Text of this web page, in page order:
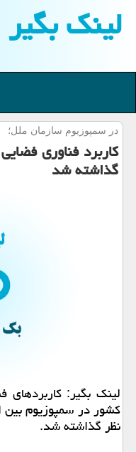
لینك بگیر
در سمپوزیوم سازمان ملل؛
كاربرد فناوری
گذاشته شد
لینك بگیر:
كشور در سمپوزیوم بین
نظر گذاشته شد.